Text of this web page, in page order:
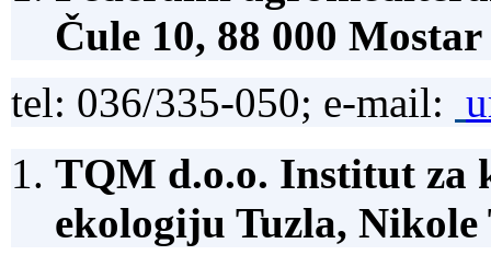
Čule 10, 88 000 Mostar
tel: 036/335-050; e-mail:
TQM d.o.o. Institut za
ekologiju Tuzla, Nikole